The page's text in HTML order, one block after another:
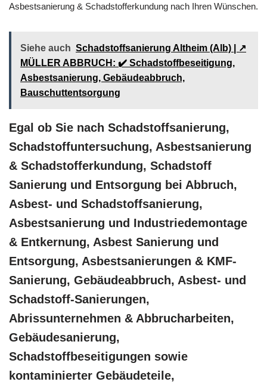
Asbestsanierung & Schadstofferkundung nach Ihren Wünschen.
Siehe auch Schadstoffsanierung Altheim (Alb) | ↗️
MÜLLER ABBRUCH: ✔️ Schadstoffbeseitigung,
Asbestsanierung, Gebäudeabbruch,
Bauschuttentsorgung
Egal ob Sie nach Schadstoffsanierung,
Schadstoffuntersuchung, Asbestsanierung
& Schadstofferkundung, Schadstoff
Sanierung und Entsorgung bei Abbruch,
Asbest- und Schadstoffsanierung,
Asbestsanierung und Industriedemontage
& Entkernung, Asbest Sanierung und
Entsorgung, Asbestsanierungen & KMF-
Sanierung, Gebäudeabbruch, Asbest- und
Schadstoff-Sanierungen,
Abrissunternehmen & Abbrucharbeiten,
Gebäudesanierung,
Schadstoffbeseitigungen sowie
kontaminierter Gebäudeteile,